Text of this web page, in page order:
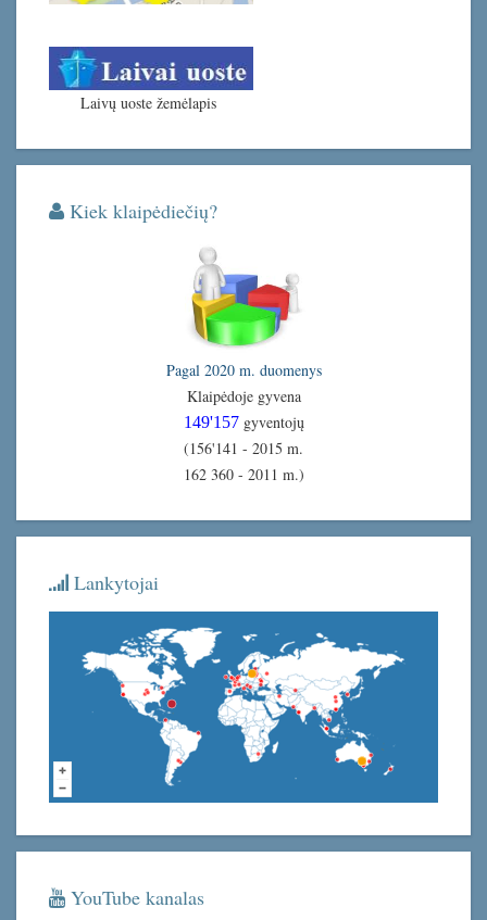
Laivų uoste žemėlapis
Kiek klaipėdiečių?
Pagal 2020 m. duomenys
Klaipėdoje gyvena
149'157 gyventojų
(156'141 - 2015 m.
162 360 - 2011 m.)
Lankytojai
YouTube kanalas